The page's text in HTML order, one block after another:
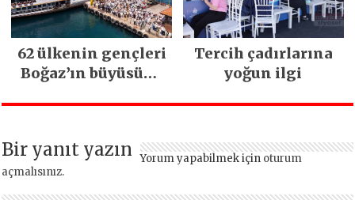
62 ülkenin gençleri
Boğaz’ın büyüsüne
Tercih çadırlarına
yoğun ilgi
Bir yanıt yazın Yorum yapabilmek için oturum
açmalısınız.